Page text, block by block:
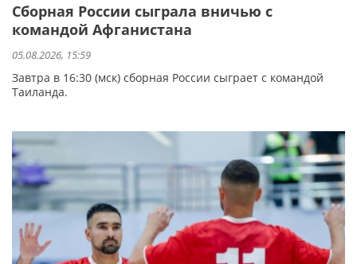
Сборная России сыграла вничью с
командой Афганистана
05.08.2026, 15:59
Завтра в 16:30 (мск) сборная России сыграет с командой
Таиланда.